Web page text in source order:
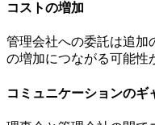
コストの増加
管理会社への委託は追加
の増加につながる可能性
コミュニケーションのギ